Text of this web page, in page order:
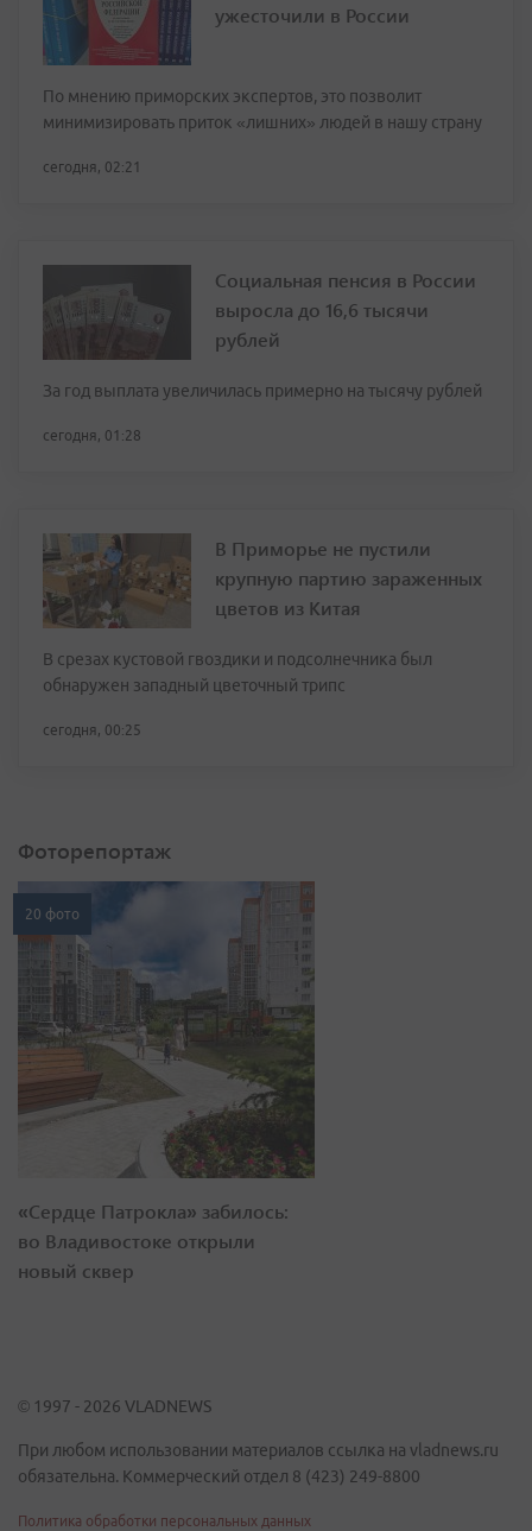
ужесточили в России
По мнению приморских экспертов, это позволит
минимизировать приток «лишних» людей в нашу страну
сегодня, 02:21
Социальная пенсия в России
выросла до 16,6 тысячи
рублей
За год выплата увеличилась примерно на тысячу рублей
сегодня, 01:28
В Приморье не пустили
крупную партию зараженных
цветов из Китая
В срезах кустовой гвоздики и подсолнечника был
обнаружен западный цветочный трипс
сегодня, 00:25
Фоторепортаж
20 фото
«Сердце Патрокла» забилось:
во Владивостоке открыли
новый сквер
© 1997 - 2026 VLADNEWS
При любом использовании материалов ссылка на vladnews.ru
обязательна. Коммерческий отдел 8 (423) 249-8800
Политика обработки персональных данных